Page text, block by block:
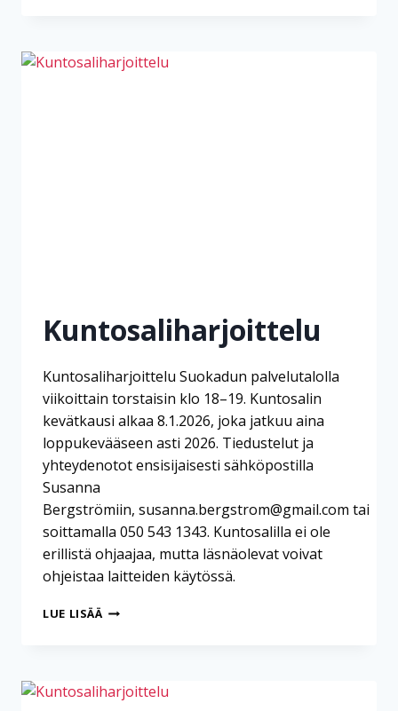
Kuntosaliharjoittelu
Kuntosaliharjoittelu Suokadun palvelutalolla
viikoittain torstaisin klo 18–19. Kuntosalin
kevätkausi alkaa 8.1.2026, joka jatkuu aina
loppukevääseen asti 2026. Tiedustelut ja
yhteydenotot ensisijaisesti sähköpostilla
Susanna
Bergströmiin, susanna.bergstrom@gmail.com tai
soittamalla 050 543 1343. Kuntosalilla ei ole
erillistä ohjaajaa, mutta läsnäolevat voivat
ohjeistaa laitteiden käytössä.
LUE LISÄÄ KUNTOSALIHARJOITTELU